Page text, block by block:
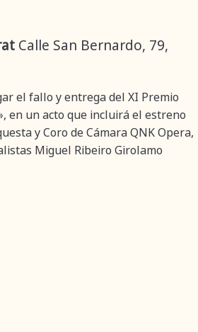
Calle San Bernardo, 79,
el fallo y entrega del XI Premio
en un acto que incluirá el estreno
y Coro de Cámara QNK Opera,
Miguel Ribeiro Girolamo